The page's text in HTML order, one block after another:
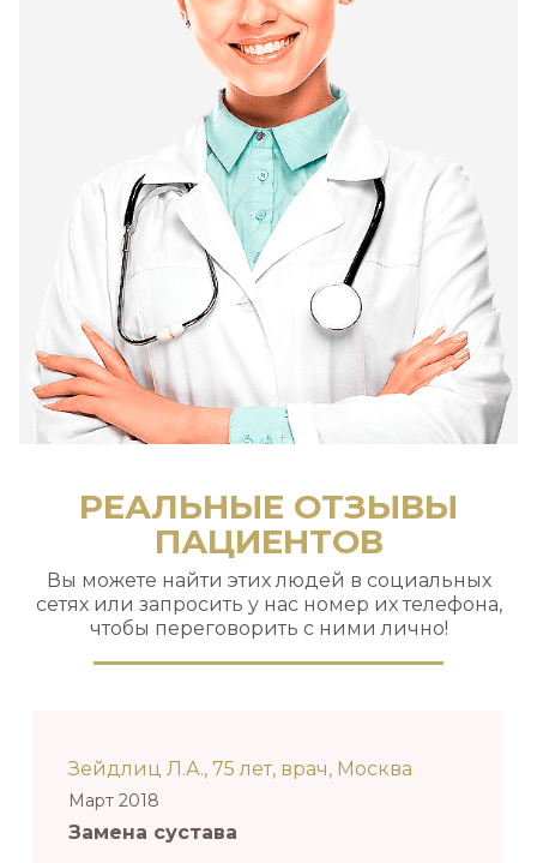
РЕАЛЬНЫЕ ОТЗЫВЫ
ПАЦИЕНТОВ
Вы можете найти этих людей в социальных
сетях или запросить у нас номер их телефона,
чтобы переговорить с ними лично!
Зейдлиц Л.А., 75 лет, врач, Москва
Март 2018
Замена сустава